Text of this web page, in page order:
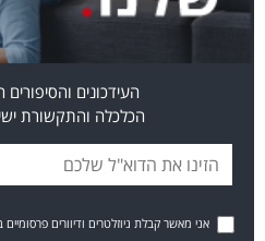
מייל
באייס
עקבו
העידכונים
הכלכלה והתקשורת
אני מאשר קבלת ניוזלטרים ודיוורים פרסומיים